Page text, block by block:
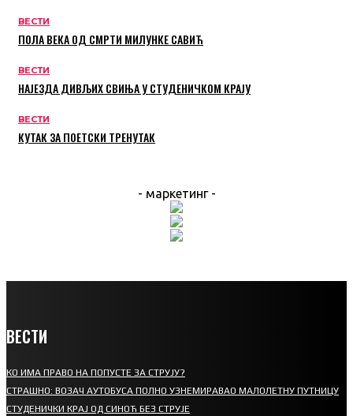
ВЕСТИ
ПОЛА ВЕКА ОД СМРТИ МИЛУНКЕ САВИЋ
ВЕСТИ
НАЈЕЗДА ДИВЉИХ СВИЊА У СТУДЕНИЧКОМ КРАЈУ
ВЕСТИ
КУТАК ЗА ПОЕТСКИ ТРЕНУТАК
- маркетинг -
ВЕСТИ
КО ИМА ПРАВО НА ПОПУСТЕ ЗА СТРУЈУ?
СТРАШНО: ВОЗАЧ АУТОБУСА ПОЛНО УЗНЕМИРАВАО МАЛОЛЕТНУ ПУТНИЦУ
СТУДЕНИЧКИ КРАЈ ОД СИНОЋ БЕЗ СТРУЈЕ